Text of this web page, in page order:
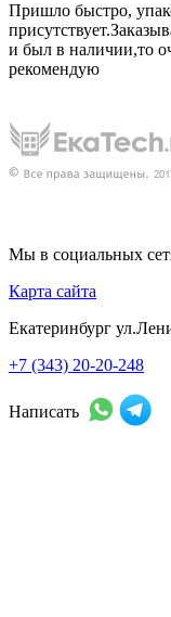
Пришло быстро,
и был в наличии,то
рекомендую
Мы в социальных
Карта сайта
Екатеринбург
+7 (343) 20-20-248
Написать